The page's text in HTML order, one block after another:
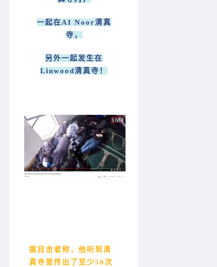
一起在AI Noor清真
寺，
另外一起发生在
Linwood清真寺！
据目击者称，他听到清
真寺里传出了至少50次